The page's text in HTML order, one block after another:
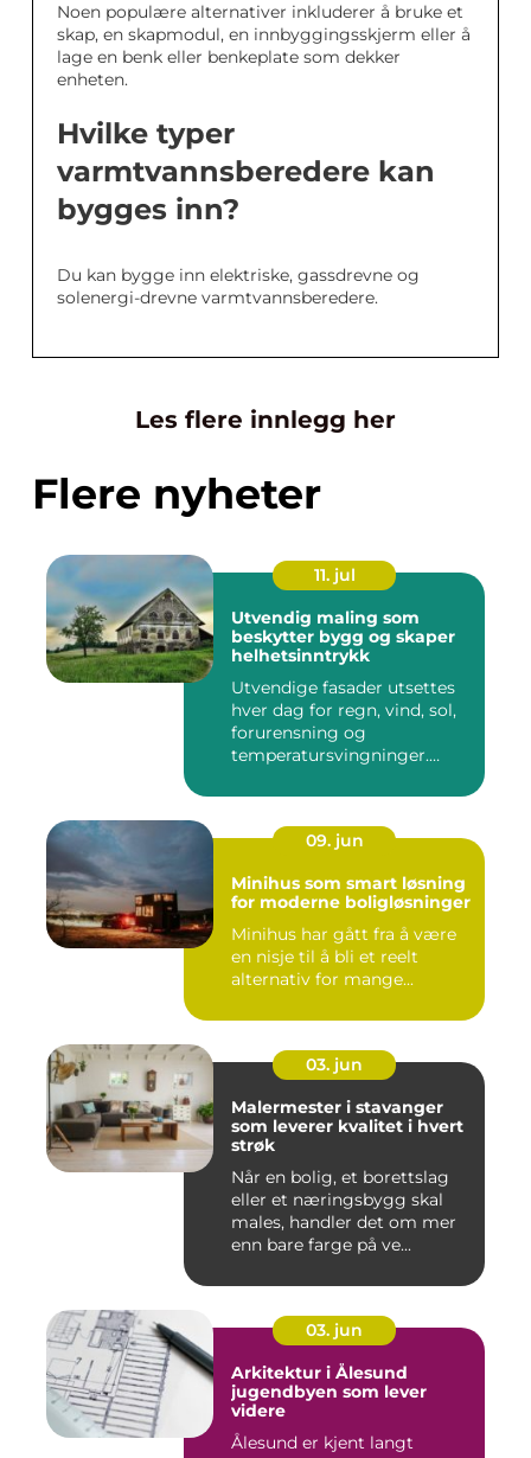
Noen populære alternativer inkluderer å bruke et
skap, en skapmodul, en innbyggingsskjerm eller å
lage en benk eller benkeplate som dekker
enheten.
Hvilke typer
varmtvannsberedere kan
bygges inn?
Du kan bygge inn elektriske, gassdrevne og
solenergi-drevne varmtvannsberedere.
Les flere innlegg her
Flere nyheter
11. jul
Utvendig maling som
beskytter bygg og skaper
helhetsinntrykk
Utvendige fasader utsettes
hver dag for regn, vind, sol,
forurensning og
temperatursvingninger.
09. jun
Minihus som smart løsning
for moderne boligløsninger
Minihus har gått fra å være
en nisje til å bli et reelt
alternativ for mange...
03. jun
Malermester i stavanger
som leverer kvalitet i hvert
strøk
Når en bolig, et borettslag
eller et næringsbygg skal
males, handler det om mer
enn bare farge på ve...
03. jun
Arkitektur i Ålesund
jugendbyen som lever
videre
Ålesund er kjent langt